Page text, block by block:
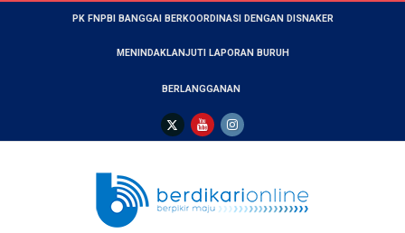
PK FNPBI BANGGAI BERKOORDINASI DENGAN DISNAKER
MENINDAKLANJUTI LAPORAN BURUH
BERLANGGANAN